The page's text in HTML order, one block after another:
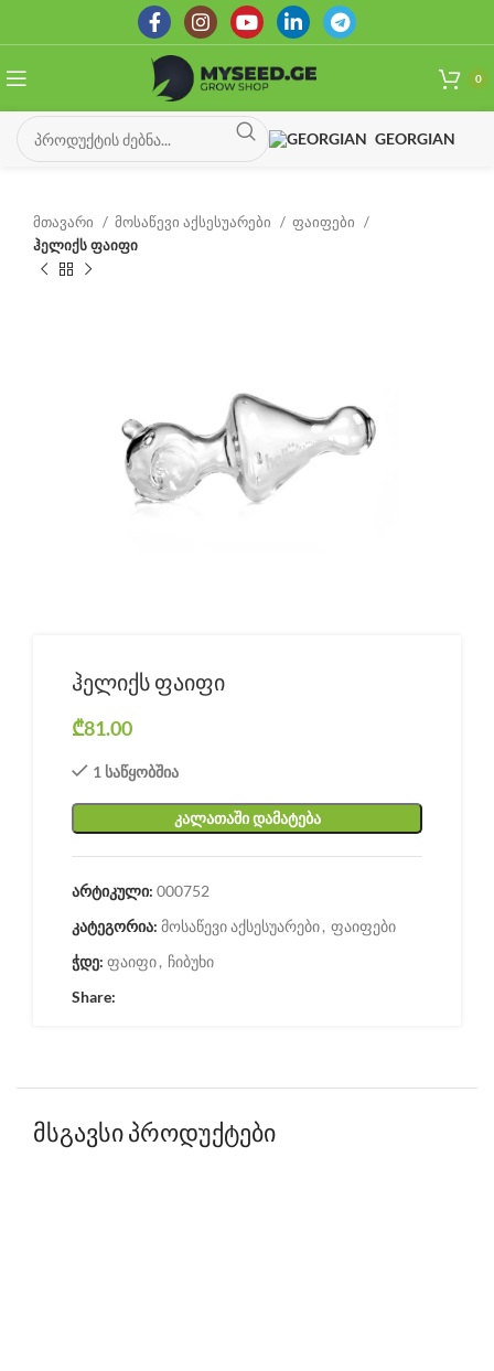
0
GEORGIAN
მთავარი მოსაწევი აქსესუარები
ფაიფები
ჰელიქს ფაიფი
ჰელიქს ფაიფი
₾81.00
1 საწყობშია
ᲙᲐᲚᲐᲗᲐᲨᲘ ᲓᲐᲛᲐᲢᲔᲑᲐ
არტიკული: 000752
კატეგორია: მოსაწევი აქსესუარები, ფაიფები
ჭდე: ფაიფი, ჩიბუხი
Share:
მსგავსი პროდუქტები